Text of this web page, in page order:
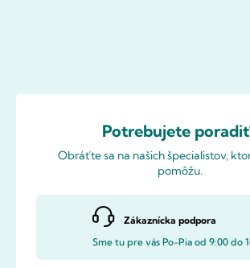
Potrebujete
Obráťte sa na našich špecialistov,
pomôžu.
Zákaznícka podpora
Sme tu pre vás Po-Pia od 9:00 do